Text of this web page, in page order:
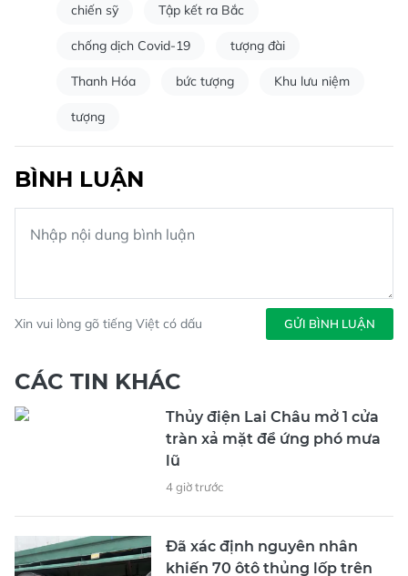
chiến sỹ Tập kết ra Bắc
chống dịch Covid-19 tượng đài
Thanh Hóa bức tượng Khu lưu niệm
tượng
BÌNH LUẬN
Xin vui lòng gõ tiếng Việt có dấu GỬI BÌNH LUẬN
CÁC TIN KHÁC
Thủy điện Lai Châu mở 1 cửa
tràn xả mặt để ứng phó mưa
lũ
4 giờ trước
Đã xác định nguyên nhân
khiến 70 ôtô thủng lốp trên